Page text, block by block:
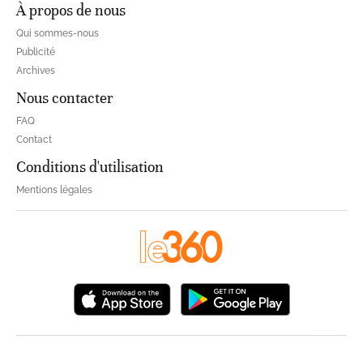
À propos de nous
Qui sommes-nous
Publicité
Archives
Nous contacter
FAQ
Contact
Conditions d'utilisation
Mentions légales